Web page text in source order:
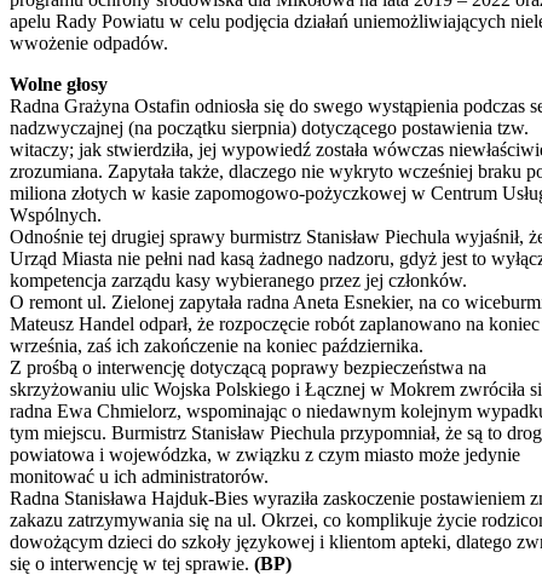
apelu Rady Powiatu w celu podjęcia działań uniemożliwiających
wwożenie odpadów.
Wolne głosy
Radna Grażyna Ostafin odniosła się do swego wystąpienia podczas
nadzwyczajnej (na początku sierpnia) dotyczącego postawienia tzw.
witaczy; jak stwierdziła, jej wypowiedź została wówczas
zrozumiana. Zapytała także, dlaczego nie wykryto wcześniej braku
miliona złotych w kasie zapomogowo-pożyczkowej w Centrum
Wspólnych.
Odnośnie tej drugiej sprawy burmistrz Stanisław Piechula wyjaśnił,
Urząd Miasta nie pełni nad kasą żadnego nadzoru, gdyż jest to
kompetencja zarządu kasy wybieranego przez jej członków.
O remont ul. Zielonej zapytała radna Aneta Esnekier, na co
Mateusz Handel odparł, że rozpoczęcie robót zaplanowano na koniec
września, zaś ich zakończenie na koniec października.
Z prośbą o interwencję dotyczącą poprawy bezpieczeństwa na
skrzyżowaniu ulic Wojska Polskiego i Łącznej w Mokrem zwróciła
radna Ewa Chmielorz, wspominając o niedawnym kolejnym
tym miejscu. Burmistrz Stanisław Piechula przypomniał, że są to
powiatowa i wojewódzka, w związku z czym miasto może jedynie
monitować u ich administratorów.
Radna Stanisława Hajduk-Bies wyraziła zaskoczenie postawieniem
zakazu zatrzymywania się na ul. Okrzei, co komplikuje życie
dowożącym dzieci do szkoły językowej i klientom apteki, dlatego
się o interwencję w tej sprawie. (BP)